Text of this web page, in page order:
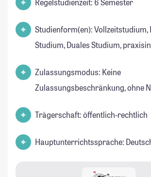
Regelstudienzeit: 6 Semester
Studienform(en): Vollzeitstudium,
Studium, Duales Studium,
Zulassungsmodus: Keine
Zulassungsbeschränkung, ohne
Trägerschaft: öffentlich-rechtlich
Hauptunterrichtssprache: